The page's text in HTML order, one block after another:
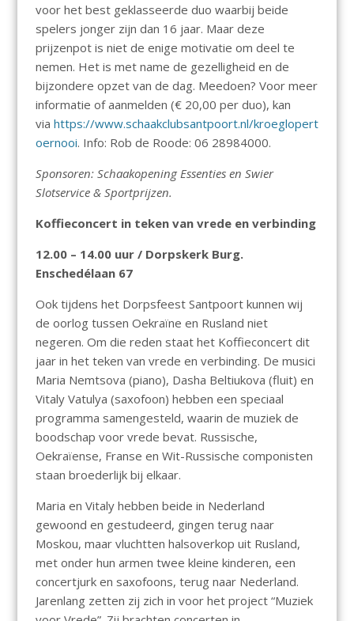
voor het best geklasseerde duo waarbij beide
spelers jonger zijn dan 16 jaar. Maar deze
prijzenpot is niet de enige motivatie om deel te
nemen. Het is met name de gezelligheid en de
bijzondere opzet van de dag. Meedoen? Voor meer
informatie of aanmelden (€ 20,00 per duo), kan
via https://www.schaakclubsantpoort.nl/kroeglopert
oernooi. Info: Rob de Roode: 06 28984000.
Sponsoren: Schaakopening Essenties en Swier
Slotservice & Sportprijzen.
Koffieconcert in teken van vrede en verbinding
12.00 – 14.00 uur / Dorpskerk Burg.
Enschedélaan 67
Ook tijdens het Dorpsfeest Santpoort kunnen wij
de oorlog tussen Oekraïne en Rusland niet
negeren. Om die reden staat het Koffieconcert dit
jaar in het teken van vrede en verbinding. De musici
Maria Nemtsova (piano), Dasha Beltiukova (fluit) en
Vitaly Vatulya (saxofoon) hebben een speciaal
programma samengesteld, waarin de muziek de
boodschap voor vrede bevat. Russische,
Oekraïense, Franse en Wit-Russische componisten
staan broederlijk bij elkaar.
Maria en Vitaly hebben beide in Nederland
gewoond en gestudeerd, gingen terug naar
Moskou, maar vluchtten halsoverkop uit Rusland,
met onder hun armen twee kleine kinderen, een
concertjurk en saxofoons, terug naar Nederland.
Jarenlang zetten zij zich in voor het project “Muziek